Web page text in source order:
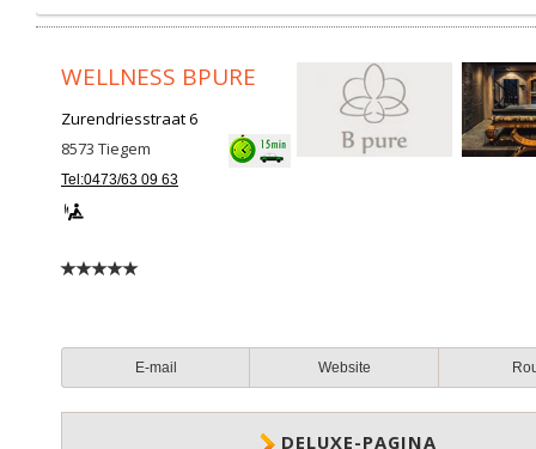
WELLNESS BPURE
Zurendriesstraat 6
8573 Tiegem
Tel:0473/63 09 63
E-mail Website
DELUXE-PAGINA